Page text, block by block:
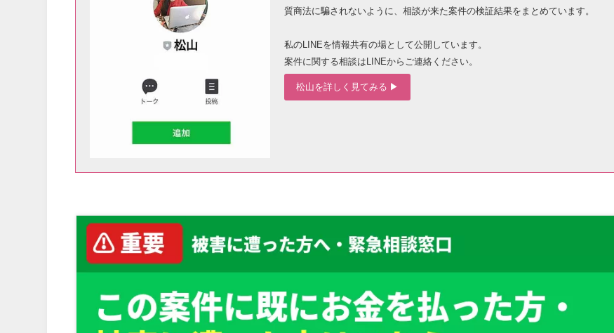
質商法に騙されないように、相談が来た案件の検証結果をまとめています。
私のLINEを情報共有の場として公開しています。
案件に関する相談はLINEからご連絡ください。
松山を詳しく見てみる ▶︎